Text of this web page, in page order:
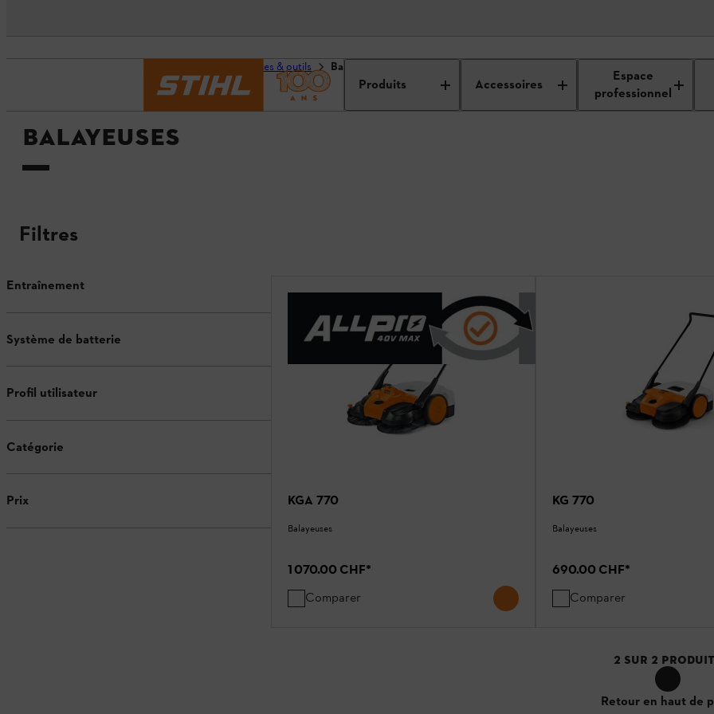
Produits Accessoires
Espace
professionnel
Machines & outils Balayeuses
BALAYEUSES
Filtres
Entraînement
Système de batterie
Profil utilisateur
Catégorie
Prix KGA 770
Balayeuses
1 070.00 CHF*
Comparer
KG 770
Balayeuses
690.00 CHF*
Comparer
2 SUR 2
Retour en haut de